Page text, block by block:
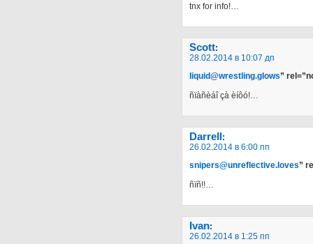
tnx for info!…
Scott:
28.02.2014 в 10:07 дп
liquid@wrestling.glows”
ñïàñèáî çà èíôó!…
Darrell
:
26.02.2014 в 6:00 пп
snipers@unreflective.loves”
ñïñ!!…
Ivan:
26.02.2014 в 1:25 пп